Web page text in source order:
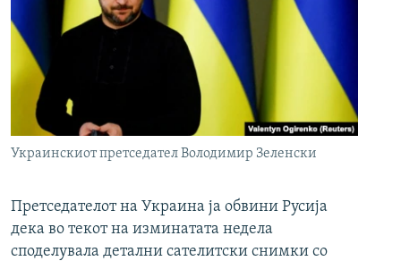
Украинскиот претседател Володимир Зеленски
Претседателот на Украина ја обвини Русија
дека во текот на изминатата недела
споделувала детални сателитски снимки со